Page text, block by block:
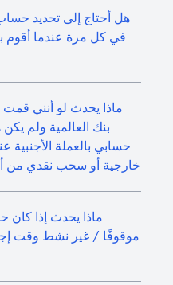
هل أحتاج إلى تحديد حساب
في كل مرة عندما أقوم
ماذا يحدث لو أنني
بنك العالمية ولم
حسابي بالعملة الأجنبية
خارجية أو سحب نقدي من
ماذا يحدث إذا كان
موقوفًا / غير نشط وقت